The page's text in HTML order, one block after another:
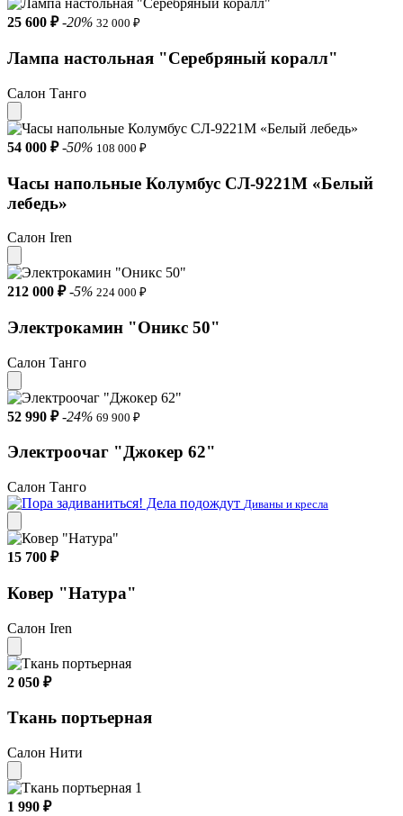
25 600 ₽ -20% 32 000 ₽
Лампа настольная "Серебряный коралл"
Салон Танго
54 000 ₽ -50% 108 000 ₽
Часы напольные Колумбус CЛ-9221M «Белый
лебедь»
Салон Iren
212 000 ₽ -5% 224 000 ₽
Электрокамин "Оникс 50"
Салон Танго
52 990 ₽ -24% 69 900 ₽
Электроочаг "Джокер 62"
Салон Танго
Диваны и кресла
15 700 ₽
Ковер "Натура"
Салон Iren
2 050 ₽
Ткань портьерная
Салон Нити
1 990 ₽